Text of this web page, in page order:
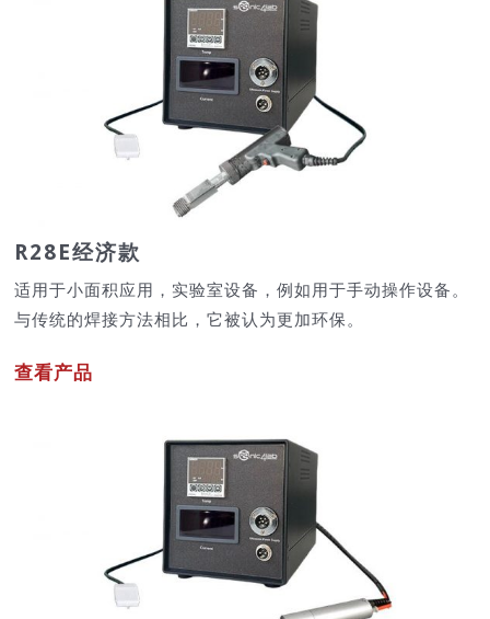
R28E经济款
适用于小面积应用，实验室设备，例如用于手动操作设备。
与传统的焊接方法相比，它被认为更加环保。
查看产品